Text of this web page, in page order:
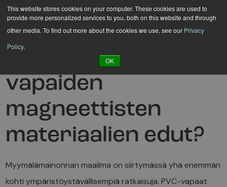
This website stores cookies on your computer. These cookies are used to
provide more personalized services to you, both on this website and through
other media. To find out more about the cookies we use, see our Privacy
Policy.
OK
Hyppää
sisältöön
Mitkä ovat PVC-
vapaiden
magneettisten
materiaalien edut?
Myymälämainonnan maailma on siirtymässä yhä enemmän
kohti ympäristöystävällisempiä ratkaisuja. PVC-vapaat